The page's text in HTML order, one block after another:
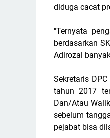
diduga cacat
"Ternyata
berdasarkan
Adirozal
Sekretaris
tahun 2017
Dan/Atau
sebelum
pejabat bisa